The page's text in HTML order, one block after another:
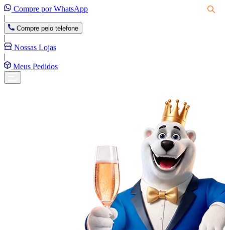
Compre por WhatsApp
|
Compre pelo telefone
|
Nossas Lojas
|
Meus Pedidos